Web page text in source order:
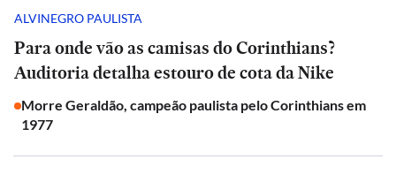
ALVINEGRO PAULISTA
Para onde vão as camisas do Corinthians?
Auditoria detalha estouro de cota da Nike
Morre Geraldão, campeão paulista pelo Corinthians em
1977